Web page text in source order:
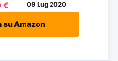
€ 09 Lug 2020
su Amazon